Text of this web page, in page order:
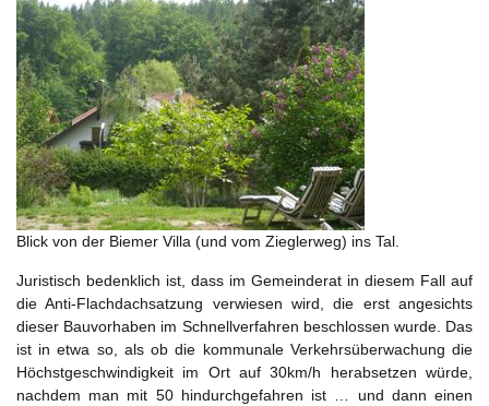
Blick von der Biemer Villa (und vom Zieglerweg) ins Tal.
Juristisch bedenklich ist, dass im Gemeinderat in diesem Fall auf
die Anti-Flachdachsatzung verwiesen wird, die erst angesichts
dieser Bauvorhaben im Schnellverfahren beschlossen wurde. Das
ist in etwa so, als ob die kommunale Verkehrsüberwachung die
Höchstgeschwindigkeit im Ort auf 30km/h herabsetzen würde,
nachdem man mit 50 hindurchgefahren ist … und dann einen